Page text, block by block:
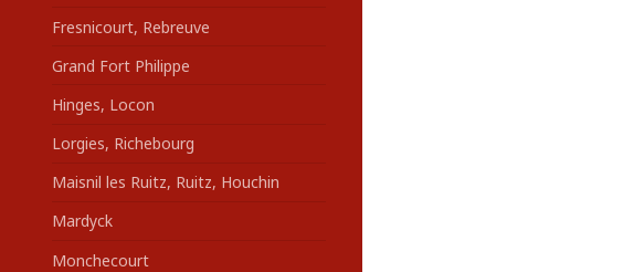
Fresnicourt, Rebreuve
Grand Fort Philippe
Hinges, Locon
Lorgies, Richebourg
Maisnil les Ruitz, Ruitz, Houchin
Mardyck
Monchecourt